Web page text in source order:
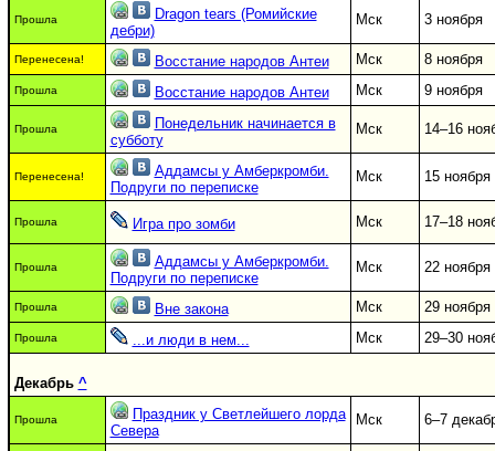
Прошла
Dragon tears (Ромийские
дебри)
Мск 3 ноября
Перенесена! Восстание народов Антеи Мск 8 ноября
Прошла Восстание народов Антеи Мск 9 ноября
Прошла
Понедельник начинается в
субботу
Мск 14–16
Перенесена!
Аддамсы у Амберкромби.
Подруги по переписке
Мск 15 ноября
Прошла Игра про зомби Мск 17–18
Прошла
Аддамсы у Амберкромби.
Подруги по переписке
Мск 22 ноября
Прошла Вне закона Мск 29 ноября
Прошла ...и люди в нем... Мск 29–30
Декабрь ^
Прошла
Праздник у Светлейшего лорда
Севера
Мск 6–7